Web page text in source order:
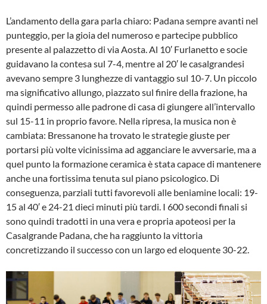
L’andamento della gara parla chiaro: Padana sempre avanti nel
punteggio, per la gioia del numeroso e partecipe pubblico
presente al palazzetto di via Aosta. Al 10′ Furlanetto e socie
guidavano la contesa sul 7-4, mentre al 20′ le casalgrandesi
avevano sempre 3 lunghezze di vantaggio sul 10-7. Un piccolo
ma significativo allungo, piazzato sul finire della frazione, ha
quindi permesso alle padrone di casa di giungere all’intervallo
sul 15-11 in proprio favore. Nella ripresa, la musica non è
cambiata: Bressanone ha trovato le strategie giuste per
portarsi più volte vicinissima ad agganciare le avversarie, ma a
quel punto la formazione ceramica è stata capace di mantenere
anche una fortissima tenuta sul piano psicologico. Di
conseguenza, parziali tutti favorevoli alle beniamine locali: 19-
15 al 40′ e 24-21 dieci minuti più tardi. I 600 secondi finali si
sono quindi tradotti in una vera e propria apoteosi per la
Casalgrande Padana, che ha raggiunto la vittoria
concretizzando il successo con un largo ed eloquente 30-22.